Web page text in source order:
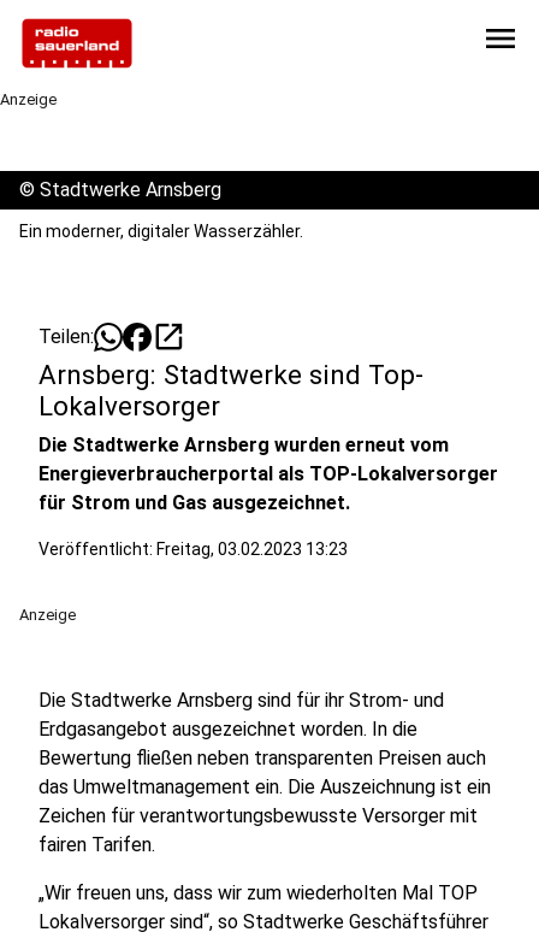
menu
Anzeige
© Stadtwerke Arnsberg
Ein moderner, digitaler Wasserzähler.
Teilen: open_in_new
Arnsberg: Stadtwerke sind Top-
Lokalversorger
Die Stadtwerke Arnsberg wurden erneut vom
Energieverbraucherportal als TOP-Lokalversorger
für Strom und Gas ausgezeichnet.
Veröffentlicht: Freitag, 03.02.2023 13:23
Anzeige
Die Stadtwerke Arnsberg sind für ihr Strom- und
Erdgasangebot ausgezeichnet worden. In die
Bewertung fließen neben transparenten Preisen auch
das Umweltmanagement ein. Die Auszeichnung ist ein
Zeichen für verantwortungsbewusste Versorger mit
fairen Tarifen.
„Wir freuen uns, dass wir zum wiederholten Mal TOP
Lokalversorger sind“, so Stadtwerke Geschäftsführer